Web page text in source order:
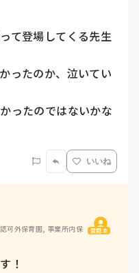
て登場してくる先生
ったのか、泣いてい
ったのではないかな
いいね
可外保育園, 事業所内保 質問主
！